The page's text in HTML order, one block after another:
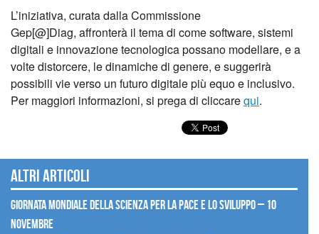
L’iniziativa, curata dalla Commissione
Gep[@]Diag, affronterà il tema di come software, sistemi
digitali e innovazione tecnologica possano modellare, e a
volte distorcere, le dinamiche di genere, e suggerirà
possibili vie verso un futuro digitale più equo e inclusivo.
Per maggiori informazioni, si prega di cliccarequi.
Altri articoli
Giornata mondiale della scienza per la pace e lo sviluppo – 10
novembre